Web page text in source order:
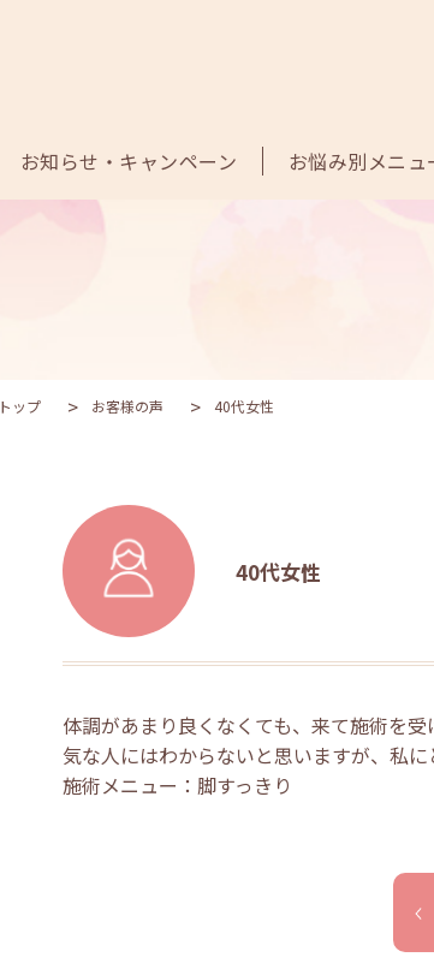
お知らせ・キャンペーン お悩み別メニュ
トップ お客様の声 40代女性
40代女性
体調があまり良くなくても、来て施術を
気な人にはわからないと思いますが、私
施術メニュー：脚すっきり